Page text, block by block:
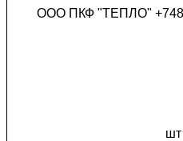
ООО ПКФ "ТЕПЛО"
шт